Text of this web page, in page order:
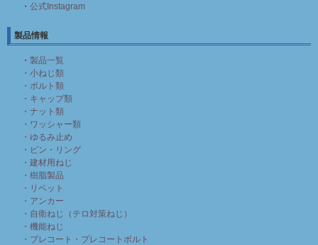
・ 公式Instagram
製品情報
・ 製品一覧
・小ねじ類
・ボルト類
・キャップ類
・ナット類
・ワッシャー類
・ゆるみ止め
・ピン・リング
・建材用ねじ
・樹脂製品
・リベット
・アンカー
・自衛ねじ（テロ対策ねじ）
・機能ねじ
・プレコート・プレコートボルト